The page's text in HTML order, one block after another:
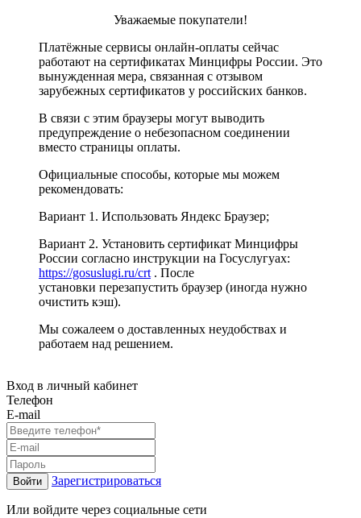
Уважаемые покупатели!
Платёжные сервисы онлайн-оплаты сейчас
работают на сертификатах Минцифры России. Это
вынужденная мера, связанная с отзывом
зарубежных сертификатов у российских банков.
В связи с этим браузеры могут выводить
предупреждение о небезопасном соединении
вместо страницы оплаты.
Официальные способы, которые мы можем
рекомендовать:
Вариант 1. Использовать Яндекс Браузер;
Вариант 2. Установить сертификат Минцифры
России согласно инструкции на Госуслугуах:
https://gosuslugi.ru/crt . После
установки перезапустить браузер (иногда нужно
очистить кэш).
Мы сожалеем о доставленных неудобствах и
работаем над решением.
Вход в личный кабинет
Телефон
E-mail
Войти Зарегистрироваться
Или войдите через социальные сети